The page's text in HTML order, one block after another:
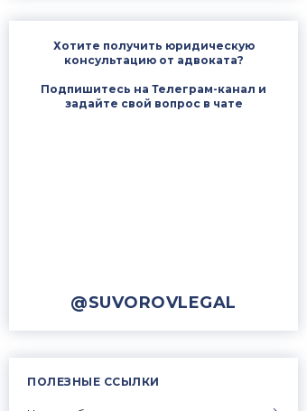
Хотите получить юридическую
консультацию от адвоката?
Подпишитесь на Телеграм-канал и
задайте свой вопрос в чате
@SUVOROVLEGAL
ПОЛЕЗНЫЕ ССЫЛКИ